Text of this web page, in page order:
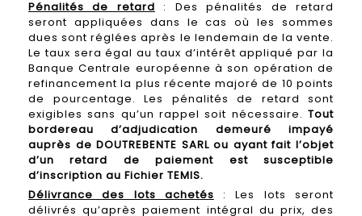
Pénalités de retard : Des pénalités de retard
seront appliquées dans le cas où les sommes
dues sont réglées après le lendemain de la vente.
Le taux sera égal au taux d’intérêt appliqué par la
Banque Centrale européenne à son opération de
refinancement la plus récente majoré de 10 points
de pourcentage. Les pénalités de retard sont
exigibles sans qu’un rappel soit nécessaire. Tout
bordereau d’adjudication demeuré impayé
auprès de DOUTREBENTE SARL ou ayant fait l’objet
d’un retard de paiement est susceptible
d’inscription au Fichier TEMIS.
Délivrance des lots achetés : Les lots seront
délivrés qu’après paiement intégral du prix, des